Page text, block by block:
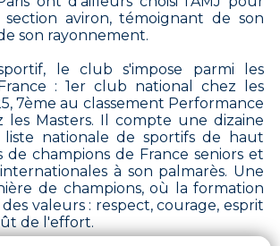
aviron, témoignant de son
son rayonnement.
le club s'impose parmi les
: 1er club national chez les
7ème au classement Performance
les Masters. Il compte une dizaine
nationale de sportifs de haut
de champions de France seniors et
à son palmarès. Une
de champions, où la formation
valeurs : respect, courage, esprit
de l'effort.